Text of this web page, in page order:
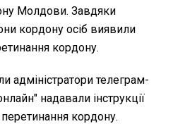
Молдови. Завдяки
кордону осіб виявили
кордону.
адміністратори телеграм-
надавали інструкції
кордону.